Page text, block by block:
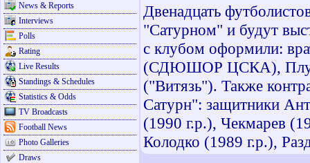
News & Reports
Interviews
Polls
Rating
Live Results
Standings & Schedules
Statistics & Odds
TV Broadcasts
Football News
Photo Galleries
Draws
Двенадцать
"Сатурном" и будут
с клубом оформили:
(СДЮШОР ЦСКА),
("Витязь"). Также
Сатурн": защитники
(1990 г.р.), Чекмарев
Колодко (1989 г.р.),